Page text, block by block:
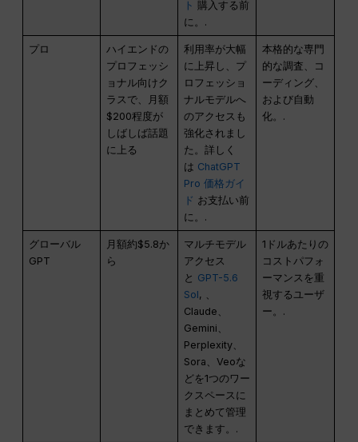
ト 購入する前
に。.
プロ
ハイエンドの
プロフェッシ
ョナル向けク
ラスで、月額
$200程度が
しばしば話題
に上る
利用率が大幅
に上昇し、プ
ロフェッショ
ナルモデルへ
のアクセスも
強化されまし
た。詳しく
は ChatGPT
Pro 価格ガイ
ド お支払い前
に。.
本格的な専門
的な調査、コ
ーディング、
および自動
化。.
グローバル
GPT
月額約$5.8か
ら
マルチモデル
アクセス
と GPT-5.6
Sol, 、
Claude、
Gemini、
Perplexity、
Sora、Veoな
どを1つのワー
クスペースに
まとめて管理
できます。.
1ドルあたりの
コストパフォ
ーマンスを重
視するユーザ
ー。.